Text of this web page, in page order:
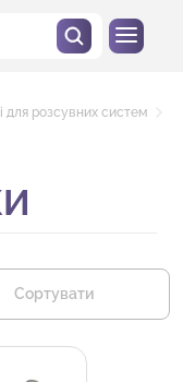
для розсувних систем
Сортувати